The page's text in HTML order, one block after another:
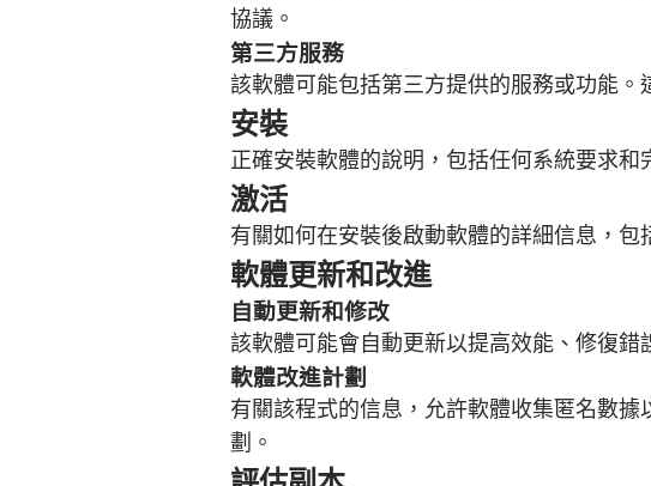
協議。
第三方服務
該軟體可能包括第三方提供的服務或功能
安裝
正確安裝軟體的說明，包括任何系統要求和
激活
有關如何在安裝後啟動軟體的詳細信息，包
軟體更新和改進
自動更新和修改
該軟體可能會自動更新以提高效能、修復
軟體改進計劃
有關該程式的信息，允許軟體收集匿名數
劃。